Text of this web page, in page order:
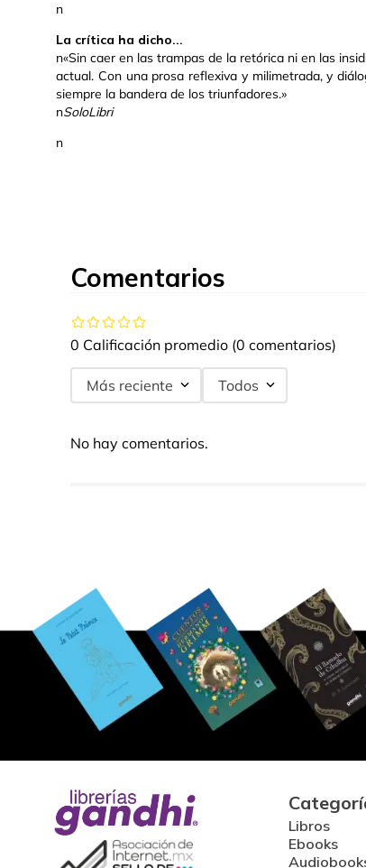
n
La crítica ha dicho...
n«Sin caer en las trampas de la retórica ni en las
actual. Con una prosa reflexiva y milimetrada, y
siempre la bandera de los triunfadores.»
nSoloLibri
n
Comentarios
0 Calificación promedio (0 comentarios)
Más reciente Todos
No hay comentarios.
Libros
Ebooks